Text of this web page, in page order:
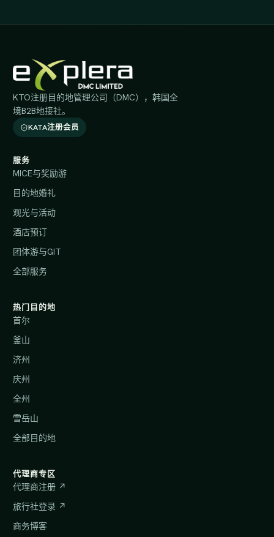
KTO注册目的地管理公司（DMC），韩国全
境B2B地接社。
KATA注册会员
服务
MICE与奖励游
目的地婚礼
观光与活动
酒店预订
团体游与GIT
全部服务
热门目的地
首尔
釜山
济州
庆州
全州
雪岳山
全部目的地
代理商专区
代理商注册 ↗
旅行社登录 ↗
商务博客